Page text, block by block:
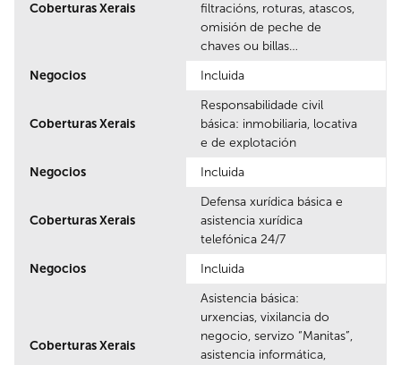
Coberturas Xerais
filtracións, roturas, atascos,
omisión de peche de
chaves ou billas…
Negocios
Incluida
Coberturas Xerais
Responsabilidade civil
básica: inmobiliaria, locativa
e de explotación
Negocios
Incluida
Coberturas Xerais
Defensa xurídica básica e
asistencia xurídica
telefónica 24/7
Negocios
Incluida
Coberturas Xerais
Asistencia básica:
urxencias, vixilancia do
negocio, servizo “Manitas”,
asistencia informática,